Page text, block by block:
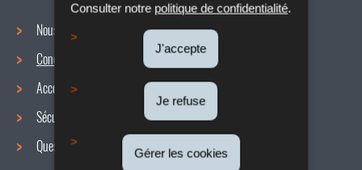
Consulter notre politique de confidentialité.
J'accepte
Je refuse
Gérer les cookies
Menu
de
navigation
Nous connaître
Conditions de travail
Accords collectifs
Sécurité / Santé au travail
Questions / réponses